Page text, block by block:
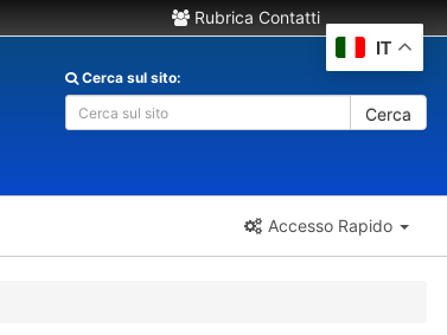
Rubrica Contatti
Cerca sul sito:
Cerca
Accesso Rapido
IT